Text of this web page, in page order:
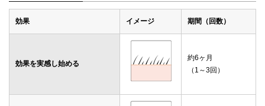
効果 イメージ 期間（回数）
効果を実感し始める
約6ヶ月
（1～3回）